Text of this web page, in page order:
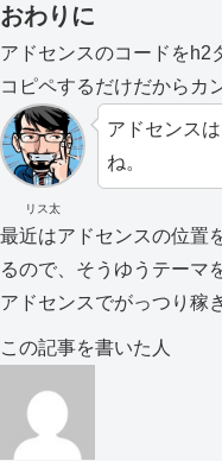
おわりに
アドセンスのコードをh2
コピペするだけだからカ
リス太
アドセンス
ね。
最近はアドセンスの位置
るので、そうゆうテーマ
アドセンスでがっつり稼
この記事を書いた人